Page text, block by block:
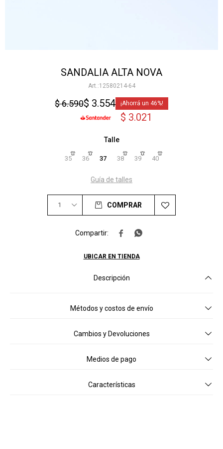
SANDALIA ALTA NOVA
12580214-64
$ 3.554
$6.590 46
$ 3.021
Talle
35 36 37 38 39 40
Guía de talles
1 COMPRAR
 
UBICAR EN TIENDA
Descripción
Métodos y costos de envío
Cambios y Devoluciones
Medios de pago
Características